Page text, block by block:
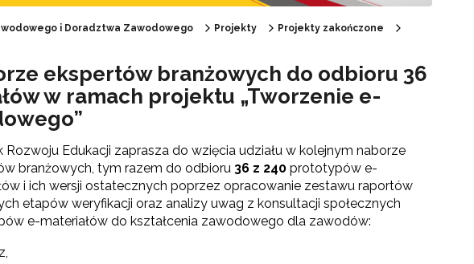
i Doradztwa Zawodowego Projekty
Projekty zakończone
ekspertów branżowych do odbioru 36
w ramach projektu „Tworzenie e-
Rozwoju Edukacji zaprasza do wzięcia udziału w kolejnym naborze
branżowych, tym razem do odbioru 36 z 240 prototypów e-
i ich wersji ostatecznych poprzez opracowanie zestawu raportów
etapów weryfikacji oraz analizy uwag z konsultacji społecznych
e-materiałów do kształcenia zawodowego dla zawodów: